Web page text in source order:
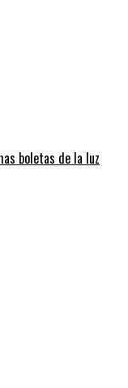
boletas de la luz